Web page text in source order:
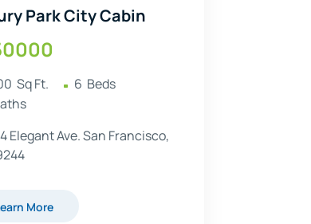
Park City Cabin
  Sq Ft.
^ 6
  Beds
Elegant Ave. San Francisco,
More